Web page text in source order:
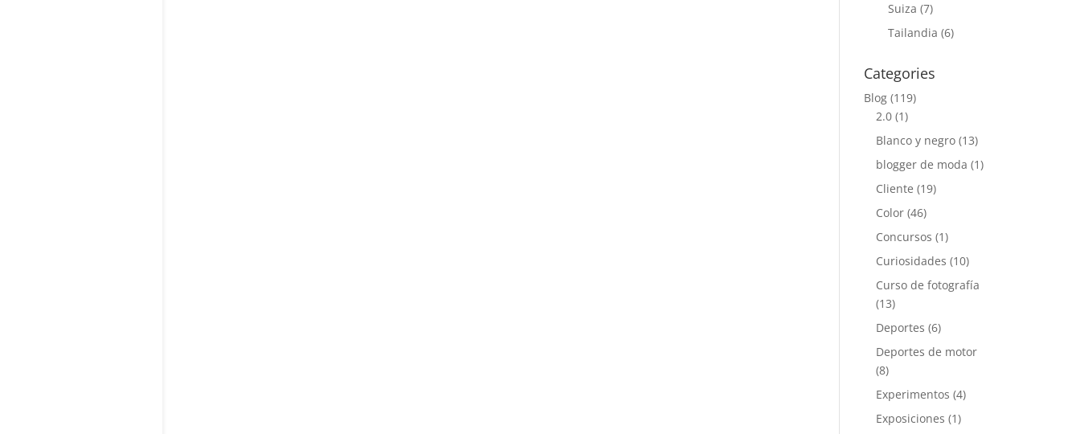
Suiza (7)
Tailandia (6)
Categories
Blog (119)
2.0 (1)
Blanco y negro (13)
blogger de moda (1)
Cliente (19)
Color (46)
Concursos (1)
Curiosidades (10)
Curso de fotografía
(13)
Deportes (6)
Deportes de motor
(8)
Experimentos (4)
Exposiciones (1)